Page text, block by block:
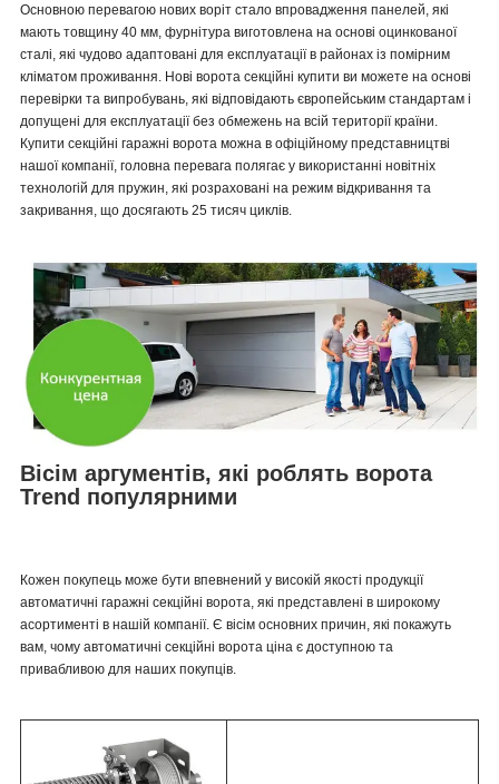
Основною перевагою нових воріт стало впровадження панелей, які
мають товщину 40 мм, фурнітура виготовлена на основі оцинкованої
сталі, які чудово адаптовані для експлуатації в районах із помірним
кліматом проживання. Нові ворота секційні купити ви можете на основі
перевірки та випробувань, які відповідають європейським стандартам і
допущені для експлуатації без обмежень на всій території країни.
Купити секційні гаражні ворота можна в офіційному представництві
нашої компанії, головна перевага полягає у використанні новітніх
технологій для пружин, які розраховані на режим відкривання та
закривання, що досягають 25 тисяч циклів.
Вісім аргументів, які роблять ворота
Trend популярними
Кожен покупець може бути впевнений у високій якості продукції
автоматичні гаражні секційні ворота, які представлені в широкому
асортименті в нашій компанії. Є вісім основних причин, які покажуть
вам, чому автоматичні секційні ворота ціна є доступною та
привабливою для наших покупців.